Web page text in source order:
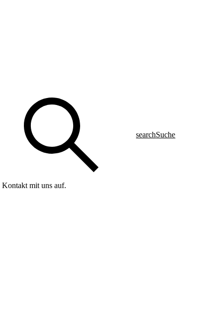
searchSuche
Kontakt mit uns auf.